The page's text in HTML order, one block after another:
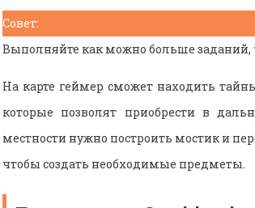
Совет:
Выполняйте как можно больше
На карте геймер сможет находить
которые позволят приобрести в
местности нужно построить мостик и
чтобы создать необходимые предметы.